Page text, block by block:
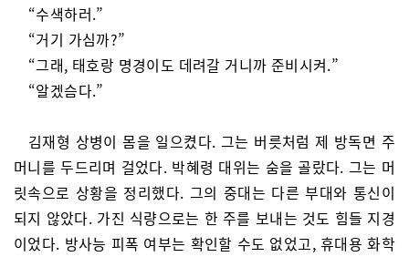
“수색하러.”
“거기 가심까?”
“그래, 태호랑 명경이도 데려갈 거니까 준비시켜.”
“알겠슴다.”
김재형 상병이 몸을 일으켰다. 그는 버릇처럼 제 방독면 주
머니를 두드리며 걸었다. 박혜령 대위는 숨을 골랐다. 그는 머
릿속으로 상황을 정리했다. 그의 중대는 다른 부대와 통신이
되지 않았다. 가진 식량으로는 한 주를 보내는 것도 힘들 지경
이었다. 방사능 피폭 여부는 확인할 수도 없었고, 휴대용 화학